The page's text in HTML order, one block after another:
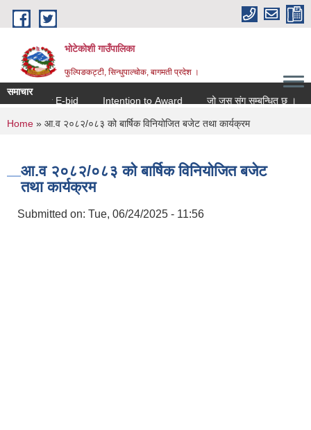
Skip to main content
भोटेकोशी गाउँपालिका
फुल्पिङकट्टी, सिन्धुपाल्चोक, बागमती प्रदेश ।
समाचार
for E-bid
Intention to Award जो जस संग सम्बन्धित छ ।
You are here
Home » आ.व २०८२/०८३ को बार्षिक विनियोजित बजेट तथा कार्यक्रम
आ.व २०८२/०८३ को बार्षिक विनियोजित बजेट
तथा कार्यक्रम
Submitted on: Tue, 06/24/2025 - 11:56